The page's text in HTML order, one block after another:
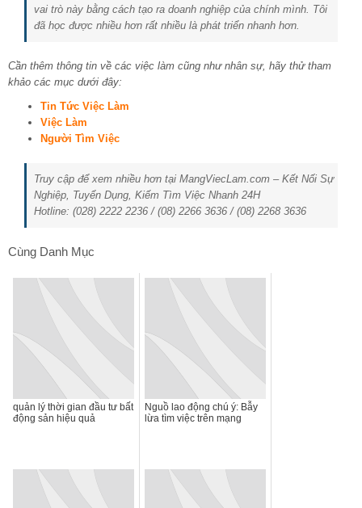
vai trò này bằng cách tạo ra doanh nghiệp của chính mình. Tôi
đã học được nhiều hơn rất nhiều là phát triển nhanh hơn.
Cần thêm thông tin về các việc làm cũng như nhân sự, hãy thử tham
khảo các mục dưới đây:
Tin Tức Việc Làm
Việc Làm
Người Tìm Việc
Truy cập để xem nhiều hơn tại MangViecLam.com – Kết Nối Sự
Nghiệp, Tuyển Dụng, Kiếm Tìm Việc Nhanh 24H
Hotline: (028) 2222 2236 / (08) 2266 3636 / (08) 2268 3636
Cùng Danh Mục
quản lý thời gian đầu tư bất
động sản hiệu quả
Nguồ lao động chú ý: Bẫy
lừa tìm việc trên mạng